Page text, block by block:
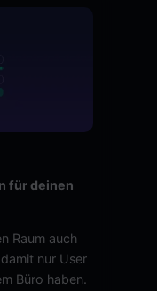
für deinen
Raum auch
damit nur User
Büro haben.